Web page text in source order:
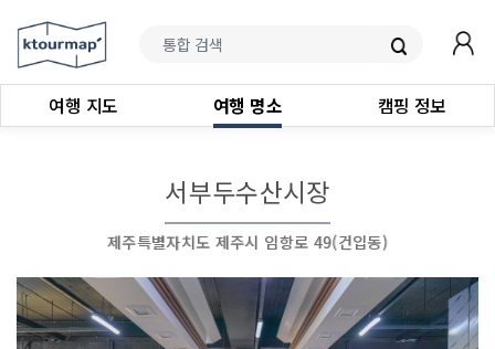
여행 지도 여행 명소 캠핑 정보
서부두수산시장
제주특별자치도 제주시 임항로 49(건입동)